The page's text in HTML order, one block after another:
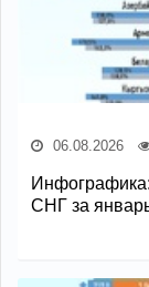
06.08.2026
СНГ за